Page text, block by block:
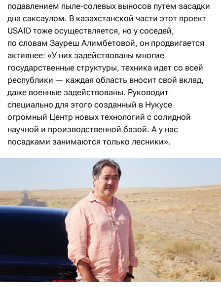
подавлением пыле-солевых выносов путем засадки
дна саксаулом. В казахстанской части этот проект
USAID тоже осуществляется, но у соседей,
по словам Зауреш Алимбетовой, он продвигается
активнее: «У них задействованы многие
государственные структуры, техника идет со всей
республики — каждая область вносит свой вклад,
даже военные задействованы. Руководит
специально для этого созданный в Нукусе
огромный Центр новых технологий с солидной
научной и производственной базой. А у нас
посадками занимаются только лесники».